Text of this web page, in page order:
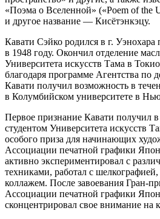
«Поэма о Вселенной» («Poem of the
и другое название — Кисётэнкэцу.
Кавати Сэйко родился в г.
в 1948 году. Окончил отделение
Университета искусств Тама в
благодаря программе Агентства по
Кавати получил возможность в
в Колумбийском университете в
Первое признание Кавати получил в
студентом Университета искусств
особого приза для начинающих
Ассоциации печатной графики
активно экспериментировал с
техниками, работал с
коллажем. После завоевания Гран-
Ассоциации печатной графики
сконцентрировал свое внимание на